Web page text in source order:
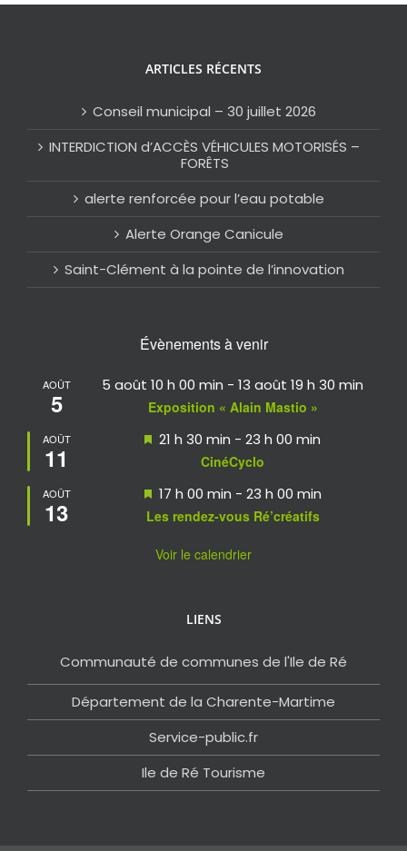
ARTICLES RÉCENTS
Conseil municipal – 30 juillet 2026
INTERDICTION d’ACCÈS VÉHICULES MOTORISÉS –
FORÊTS
alerte renforcée pour l’eau potable
Alerte Orange Canicule
Saint-Clément à la pointe de l’innovation
Évènements à venir
AOÛT
5
5 août 10 h 00 min - 13 août 19 h 30 min
Exposition « Alain Mastio »
AOÛT
11
Mis
21 h 30 min - 23 h 00 min
CinéCyclo
AOÛT
13
Mis
avant
17 h 00 min - 23 h 00 min
Les rendez-vous Ré’créatifs
Voir le calendrier
LIENS
Communauté de communes de l'Ile de Ré
Département de la Charente-Martime
Service-public.fr
Ile de Ré Tourisme